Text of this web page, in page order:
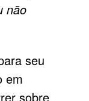
não
seu
em
sobre